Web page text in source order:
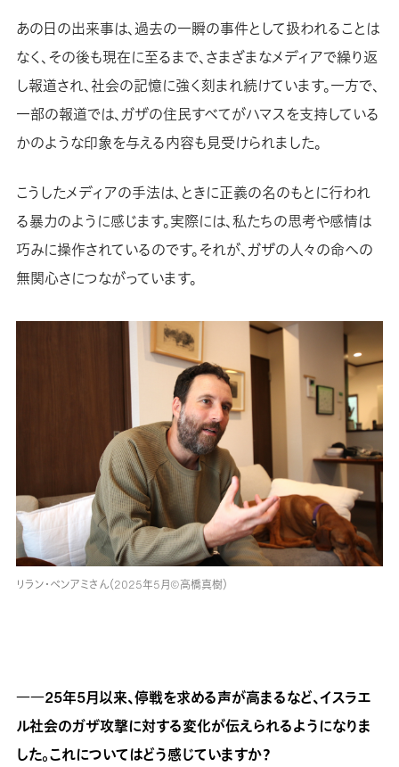
あの日の出来事は、過去の一瞬の事件として扱われることは
なく、その後も現在に至るまで、さまざまなメディアで繰り返
し報道され、社会の記憶に強く刻まれ続けています。一方で、
一部の報道では、ガザの住民すべてがハマスを支持している
かのような印象を与える内容も見受けられました。
こうしたメディアの手法は、ときに正義の名のもとに行われ
る暴力のように感じます。実際には、私たちの思考や感情は
巧みに操作されているのです。それが、ガザの人々の命への
無関心さにつながっています。
リラン・ベンアミさん（2025年5月©高橋真樹）
――25年5月以来、停戦を求める声が高まるなど、イスラエ
ル社会のガザ攻撃に対する変化が伝えられるようになりま
した。これについてはどう感じていますか？